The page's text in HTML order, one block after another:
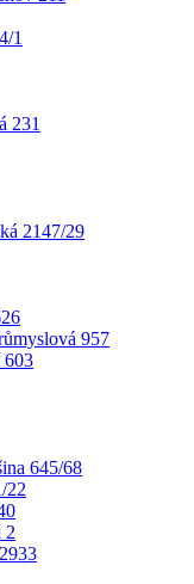
1
231
2147/29
957
603
645/68
22
2